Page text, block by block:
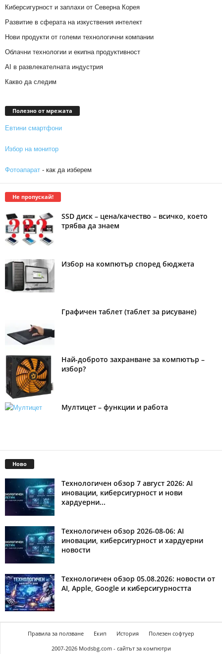
Киберсигурност и заплахи от Северна Корея
Развитие в сферата на изкуствения интелект
Нови продукти от големи технологични компании
Облачни технологии и екипна продуктивност
AI в развлекателната индустрия
Какво да следим
Полезно от мрежата
Евтини смартфони
Избор на монитор
Фотоапарат - как да изберем
Не пропускай!
SSD диск – цена/качество – всичко, което
трябва да знаем
Избор на компютър според бюджета
Графичен таблет (таблет за рисуване)
Най-доброто захранване за компютър –
избор?
Мултицет – функции и работа
Ново
Технологичен обзор 7 август 2026: AI
иновации, киберсигурност и нови
хардуерни...
Технологичен обзор 2026-08-06: AI
иновации, киберсигурност и хардуерни
новости
Технологичен обзор 05.08.2026: новости от
AI, Apple, Google и киберсигурността
Правила за ползване Екип История
Полезен софтуер
2007-2026 Modsbg.com - сайтът за компютри